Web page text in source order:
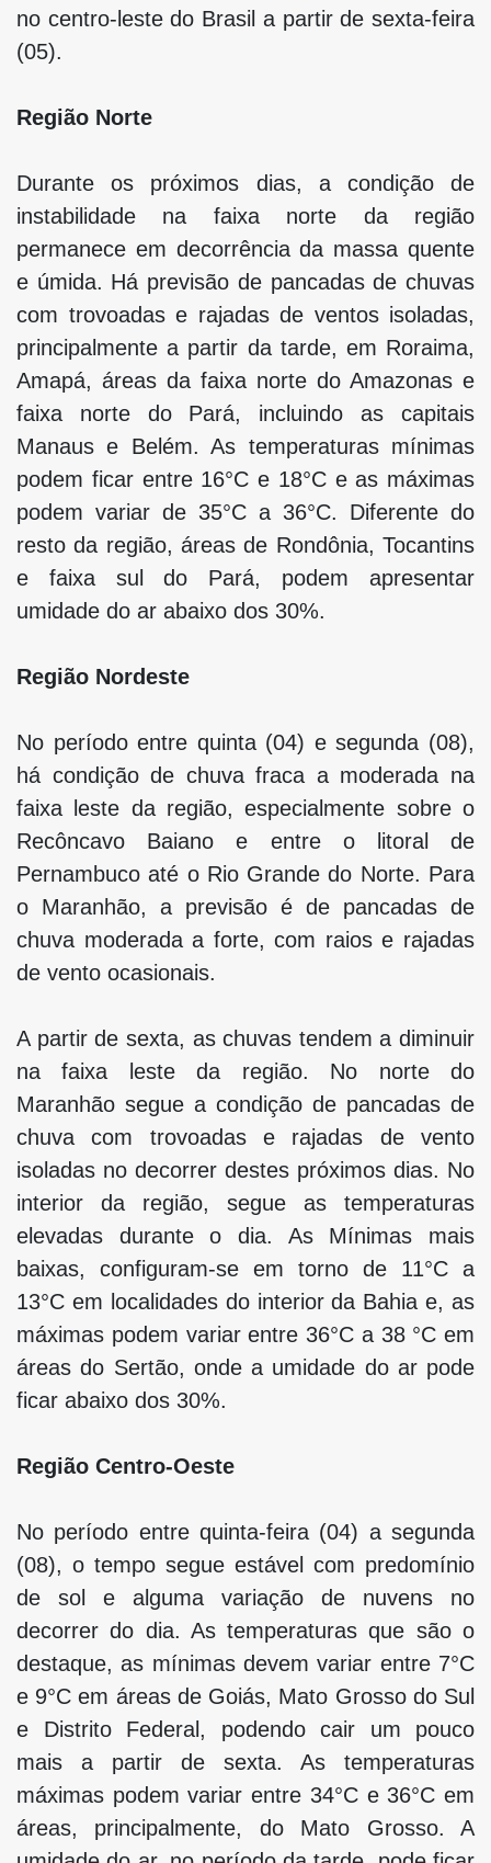
no centro-leste do Brasil a partir de sexta-feira
(05).
Região Norte
Durante os próximos dias, a condição de
instabilidade na faixa norte da região
permanece em decorrência da massa quente
e úmida. Há previsão de pancadas de chuvas
com trovoadas e rajadas de ventos isoladas,
principalmente a partir da tarde, em Roraima,
Amapá, áreas da faixa norte do Amazonas e
faixa norte do Pará, incluindo as capitais
Manaus e Belém. As temperaturas mínimas
podem ficar entre 16°C e 18°C e as máximas
podem variar de 35°C a 36°C. Diferente do
resto da região, áreas de Rondônia, Tocantins
e faixa sul do Pará, podem apresentar
umidade do ar abaixo dos 30%.
Região Nordeste
No período entre quinta (04) e segunda (08),
há condição de chuva fraca a moderada na
faixa leste da região, especialmente sobre o
Recôncavo Baiano e entre o litoral de
Pernambuco até o Rio Grande do Norte. Para
o Maranhão, a previsão é de pancadas de
chuva moderada a forte, com raios e rajadas
de vento ocasionais.
A partir de sexta, as chuvas tendem a diminuir
na faixa leste da região. No norte do
Maranhão segue a condição de pancadas de
chuva com trovoadas e rajadas de vento
isoladas no decorrer destes próximos dias. No
interior da região, segue as temperaturas
elevadas durante o dia. As Mínimas mais
baixas, configuram-se em torno de 11°C a
13°C em localidades do interior da Bahia e, as
máximas podem variar entre 36°C a 38 °C em
áreas do Sertão, onde a umidade do ar pode
ficar abaixo dos 30%.
Região Centro-Oeste
No período entre quinta-feira (04) a segunda
(08), o tempo segue estável com predomínio
de sol e alguma variação de nuvens no
decorrer do dia. As temperaturas que são o
destaque, as mínimas devem variar entre 7°C
e 9°C em áreas de Goiás, Mato Grosso do Sul
e Distrito Federal, podendo cair um pouco
mais a partir de sexta. As temperaturas
máximas podem variar entre 34°C e 36°C em
áreas, principalmente, do Mato Grosso. A